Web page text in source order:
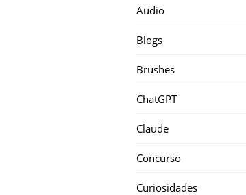
Audio
Blogs
Brushes
ChatGPT
Claude
Concurso
Curiosidades